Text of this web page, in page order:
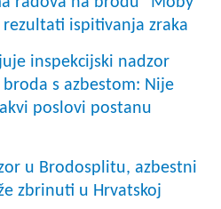
rezultati ispitivanja zraka
inspekcijski nadzor
s azbestom: Nije
poslovi postanu
u Brodosplitu, azbestni
zbrinuti u Hrvatskoj